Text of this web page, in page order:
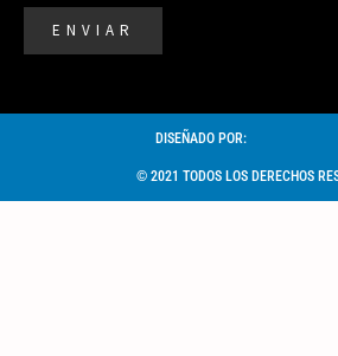
ENVIAR
DISEÑADO POR:
© 2021 TODOS LOS DERECHOS